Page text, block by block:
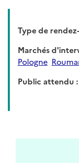
Type de
Marchés
Pologne
Public attendu